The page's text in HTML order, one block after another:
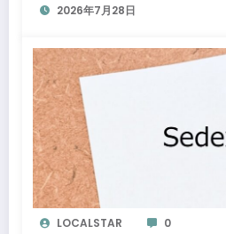
2026年7月28日
LOCALSTAR 0